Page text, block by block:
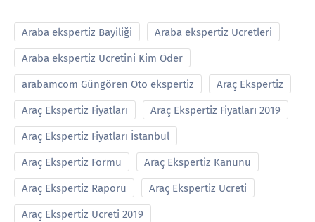
Araba ekspertiz Bayiliği Araba ekspertiz Ucretleri
Araba ekspertiz Ücretini Kim Öder
arabamcom Güngören Oto ekspertiz Araç Ekspertiz
Araç Ekspertiz Fiyatları Araç Ekspertiz Fiyatları 2019
Araç Ekspertiz Fiyatları İstanbul
Araç Ekspertiz Formu Araç Ekspertiz Kanunu
Araç Ekspertiz Raporu Araç Ekspertiz Ucreti
Araç Ekspertiz Ücreti 2019